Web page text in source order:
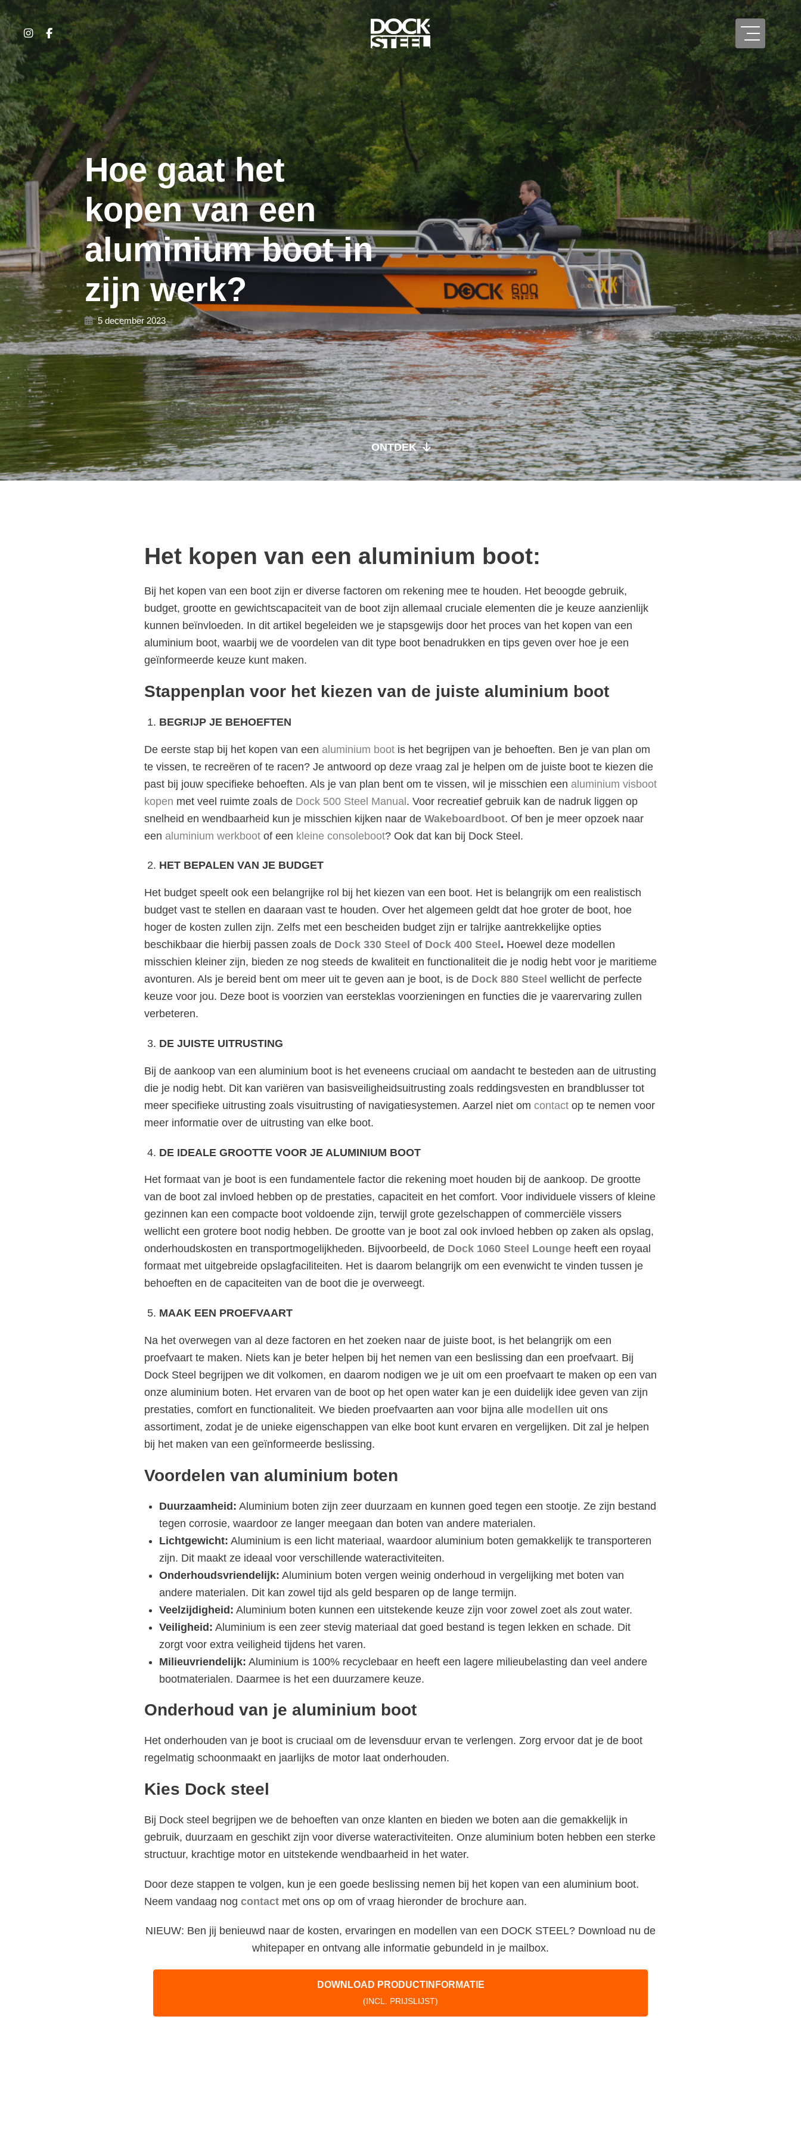
Hoe gaat het
kopen van een
aluminium boot in
zijn werk?
5 december 2023
ONTDEK
Het kopen van een aluminium boot:
Bij het kopen van een boot zijn er diverse factoren om rekening mee te houden. Het beoogde gebruik,
budget, grootte en gewichtscapaciteit van de boot zijn allemaal cruciale elementen die je keuze aanzienlijk
kunnen beïnvloeden. In dit artikel begeleiden we je stapsgewijs door het proces van het kopen van een
aluminium boot, waarbij we de voordelen van dit type boot benadrukken en tips geven over hoe je een
geïnformeerde keuze kunt maken.
Stappenplan voor het kiezen van de juiste aluminium boot
BEGRIJP JE BEHOEFTEN
De eerste stap bij het kopen van een aluminium boot is het begrijpen van je behoeften. Ben je van plan om
te vissen, te recreëren of te racen? Je antwoord op deze vraag zal je helpen om de juiste boot te kiezen die
past bij jouw specifieke behoeften. Als je van plan bent om te vissen, wil je misschien een aluminium visboot
kopen met veel ruimte zoals de Dock 500 Steel Manual. Voor recreatief gebruik kan de nadruk liggen op
snelheid en wendbaarheid kun je misschien kijken naar de Wakeboardboot. Of ben je meer opzoek naar
een aluminium werkboot of een kleine consoleboot? Ook dat kan bij Dock Steel.
HET BEPALEN VAN JE BUDGET
Het budget speelt ook een belangrijke rol bij het kiezen van een boot. Het is belangrijk om een realistisch
budget vast te stellen en daaraan vast te houden. Over het algemeen geldt dat hoe groter de boot, hoe
hoger de kosten zullen zijn. Zelfs met een bescheiden budget zijn er talrijke aantrekkelijke opties
beschikbaar die hierbij passen zoals de Dock 330 Steel of Dock 400 Steel . Hoewel deze modellen
misschien kleiner zijn, bieden ze nog steeds de kwaliteit en functionaliteit die je nodig hebt voor je maritieme
avonturen. Als je bereid bent om meer uit te geven aan je boot, is de Dock 880 Steel wellicht de perfecte
keuze voor jou. Deze boot is voorzien van eersteklas voorzieningen en functies die je vaarervaring zullen
verbeteren.
DE JUISTE UITRUSTING
Bij de aankoop van een aluminium boot is het eveneens cruciaal om aandacht te besteden aan de uitrusting
die je nodig hebt. Dit kan variëren van basisveiligheidsuitrusting zoals reddingsvesten en brandblusser tot
meer specifieke uitrusting zoals visuitrusting of navigatiesystemen. Aarzel niet om contact op te nemen voor
meer informatie over de uitrusting van elke boot.
DE IDEALE GROOTTE VOOR JE ALUMINIUM BOOT
Het formaat van je boot is een fundamentele factor die rekening moet houden bij de aankoop. De grootte
van de boot zal invloed hebben op de prestaties, capaciteit en het comfort. Voor individuele vissers of kleine
gezinnen kan een compacte boot voldoende zijn, terwijl grote gezelschappen of commerciële vissers
wellicht een grotere boot nodig hebben. De grootte van je boot zal ook invloed hebben op zaken als opslag,
onderhoudskosten en transportmogelijkheden. Bijvoorbeeld, de Dock 1060 Steel Lounge heeft een royaal
formaat met uitgebreide opslagfaciliteiten. Het is daarom belangrijk om een evenwicht te vinden tussen je
behoeften en de capaciteiten van de boot die je overweegt.
MAAK EEN PROEFVAART
Na het overwegen van al deze factoren en het zoeken naar de juiste boot, is het belangrijk om een
proefvaart te maken. Niets kan je beter helpen bij het nemen van een beslissing dan een proefvaart. Bij
Dock Steel begrijpen we dit volkomen, en daarom nodigen we je uit om een proefvaart te maken op een van
onze aluminium boten. Het ervaren van de boot op het open water kan je een duidelijk idee geven van zijn
prestaties, comfort en functionaliteit. We bieden proefvaarten aan voor bijna alle modellen uit ons
assortiment, zodat je de unieke eigenschappen van elke boot kunt ervaren en vergelijken. Dit zal je helpen
bij het maken van een geïnformeerde beslissing.
Voordelen van aluminium boten
Duurzaamheid: Aluminium boten zijn zeer duurzaam en kunnen goed tegen een stootje. Ze zijn bestand
tegen corrosie, waardoor ze langer meegaan dan boten van andere materialen.
Lichtgewicht: Aluminium is een licht materiaal, waardoor aluminium boten gemakkelijk te transporteren
zijn. Dit maakt ze ideaal voor verschillende wateractiviteiten.
Onderhoudsvriendelijk: Aluminium boten vergen weinig onderhoud in vergelijking met boten van
andere materialen. Dit kan zowel tijd als geld besparen op de lange termijn.
Veelzijdigheid: Aluminium boten kunnen een uitstekende keuze zijn voor zowel zoet als zout water.
Veiligheid: Aluminium is een zeer stevig materiaal dat goed bestand is tegen lekken en schade. Dit
zorgt voor extra veiligheid tijdens het varen.
Milieuvriendelijk: Aluminium is 100% recyclebaar en heeft een lagere milieubelasting dan veel andere
bootmaterialen. Daarmee is het een duurzamere keuze.
Onderhoud van je aluminium boot
Het onderhouden van je boot is cruciaal om de levensduur ervan te verlengen. Zorg ervoor dat je de boot
regelmatig schoonmaakt en jaarlijks de motor laat onderhouden.
Kies Dock steel
Bij Dock steel begrijpen we de behoeften van onze klanten en bieden we boten aan die gemakkelijk in
gebruik, duurzaam en geschikt zijn voor diverse wateractiviteiten. Onze aluminium boten hebben een sterke
structuur, krachtige motor en uitstekende wendbaarheid in het water.
Door deze stappen te volgen, kun je een goede beslissing nemen bij het kopen van een aluminium boot.
Neem vandaag nog contact met ons op om of vraag hieronder de brochure aan.
NIEUW: Ben jij benieuwd naar de kosten, ervaringen en modellen van een DOCK STEEL? Download nu de
whitepaper en ontvang alle informatie gebundeld in je mailbox.
DOWNLOAD PRODUCTINFORMATIE
(INCL. PRIJSLIJST)